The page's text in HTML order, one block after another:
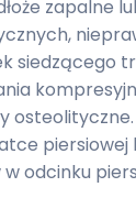
zapalne
siedzącego
piersiowej
odcinku